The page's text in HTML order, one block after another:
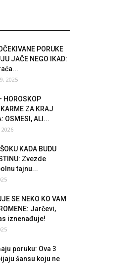
PORUKE
JAČE NEGO IKAD:
2025
HOROSKOP
ZA KRAJ
OSMESI, ALI...
KADA BUDU
Zvezde
tajnu...
SE NEKO KO VAM
Jarčevi,
iznenađuje!
poruku: Ova 3
šansu koju ne